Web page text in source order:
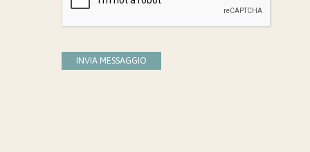
INVIA MESSAGGIO